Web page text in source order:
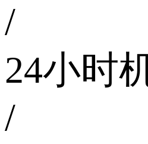
/
24小时
/